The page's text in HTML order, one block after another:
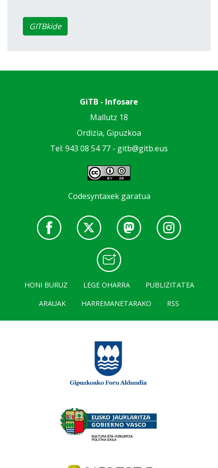
GITBkide
GiTB - Infosare
Mallutz 18
Ordizia, Gipuzkoa
Tel: 943 08 54 77 - gitb@gitb.eus
Codesyntaxek garatua
HONI BURUZ LEGE OHARRA
PUBLIZITATEA
ARAUAK
HARREMANETARAKO RSS